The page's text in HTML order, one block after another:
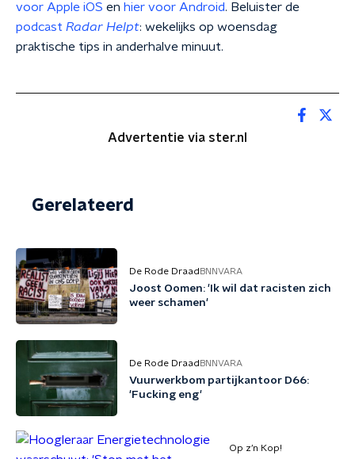
voor Apple iOS en hier voor Android. Beluister de
podcast Radar Helpt: wekelijks op woensdag
praktische tips in anderhalve minuut.
Advertentie via ster.nl
Gerelateerd
De Rode Draad BNNVARA
Joost Oomen: 'Ik wil dat racisten zich
weer schamen'
De Rode Draad BNNVARA
Vuurwerkbom partijkantoor D66:
'Fucking eng'
Op z’n Kop!